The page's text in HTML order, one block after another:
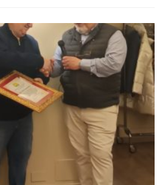
Leggi tutto l'articolo